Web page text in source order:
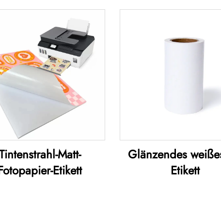
Matt-
Etikett
Glänzendes
Etikett